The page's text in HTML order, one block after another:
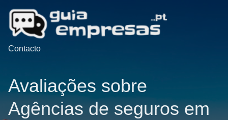
Contacto
Avaliações sobre
Agências de seguros em